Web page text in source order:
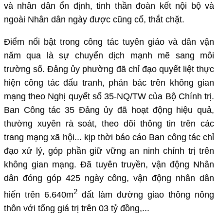
và nhân dân ổn định, tinh thần đoàn kết nội bộ và
ngoài Nhân dân ngày được cũng cố, thắt chặt.
Điểm nổi bật trong công tác tuyên giáo và dân vận
năm qua là sự chuyển dịch mạnh mẽ sang môi
trường số. Đảng ủy phường đã chỉ đạo quyết liệt thực
hiện công tác đấu tranh, phản bác trên không gian
mạng theo Nghị quyết số 35-NQ/TW của Bộ Chính trị.
Ban Công tác 35 Đảng ủy đã hoạt động hiệu quả,
thường xuyên rà soát, theo dõi thông tin trên các
trang mạng xã hội... kịp thời báo cáo Ban công tác chỉ
đạo xử lý, góp phần giữ vững an ninh chính trị trên
không gian mạng. Đã tuyên truyền, vận động Nhân
dân đóng góp 425 ngày công, vận động nhân dân
hiến trên 6.640m2 đất làm đường giao thông nông
thôn với tổng giá trị trên 03 tỷ đồng,...